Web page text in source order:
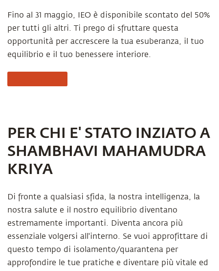
Fino al 31 maggio, IEO è disponibile scontato del 50%
per tutti gli altri. Ti prego di sfruttare questa
opportunità per accrescere la tua esuberanza, il tuo
equilibrio e il tuo benessere interiore.
PER CHI E' STATO INZIATO A
SHAMBHAVI MAHAMUDRA
KRIYA
Di fronte a qualsiasi sfida, la nostra intelligenza, la
nostra salute e il nostro equilibrio diventano
estremamente importanti. Diventa ancora più
essenziale volgersi all'interno. Se vuoi approfittare di
questo tempo di isolamento/quarantena per
approfondire le tue pratiche e diventare più vitale ed